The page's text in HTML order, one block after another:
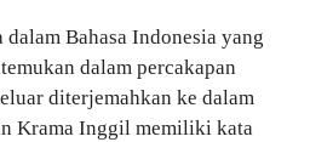
Bahasa Indonesia yang
dalam percakapan
diterjemahkan ke dalam
Krama Inggil memiliki kata